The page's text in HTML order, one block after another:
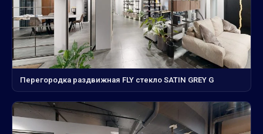
Перегородка раздвижная FLY стекло SATIN GREY G